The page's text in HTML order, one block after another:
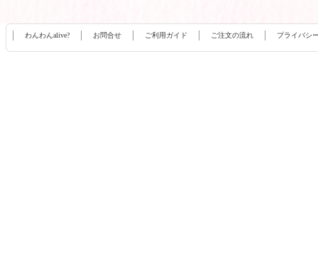
わんわんalive? お問合せ ご利用ガイド ご注文の流れ プライバシ